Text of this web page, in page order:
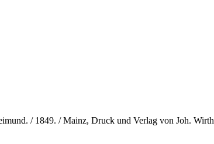
/ 1849. / Mainz, Druck und Verlag von Joh. Wirth